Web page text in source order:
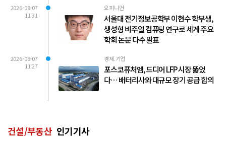
2026-08-07
11:31
오피니언
서울대 전기정보공학부 이현수 학부생,
생성형 비주얼 컴퓨팅 연구로 세계 주요
학회 논문 다수 발표
2026-08-07
11:27
경제.기업
포스코퓨처엠, 드디어 LFP 시장 뚫었
다… 배터리사와 대규모 장기 공급 합의
건설/부동산 인기기사